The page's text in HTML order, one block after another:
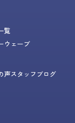
覧
ウェーブ
声スタッフブログ